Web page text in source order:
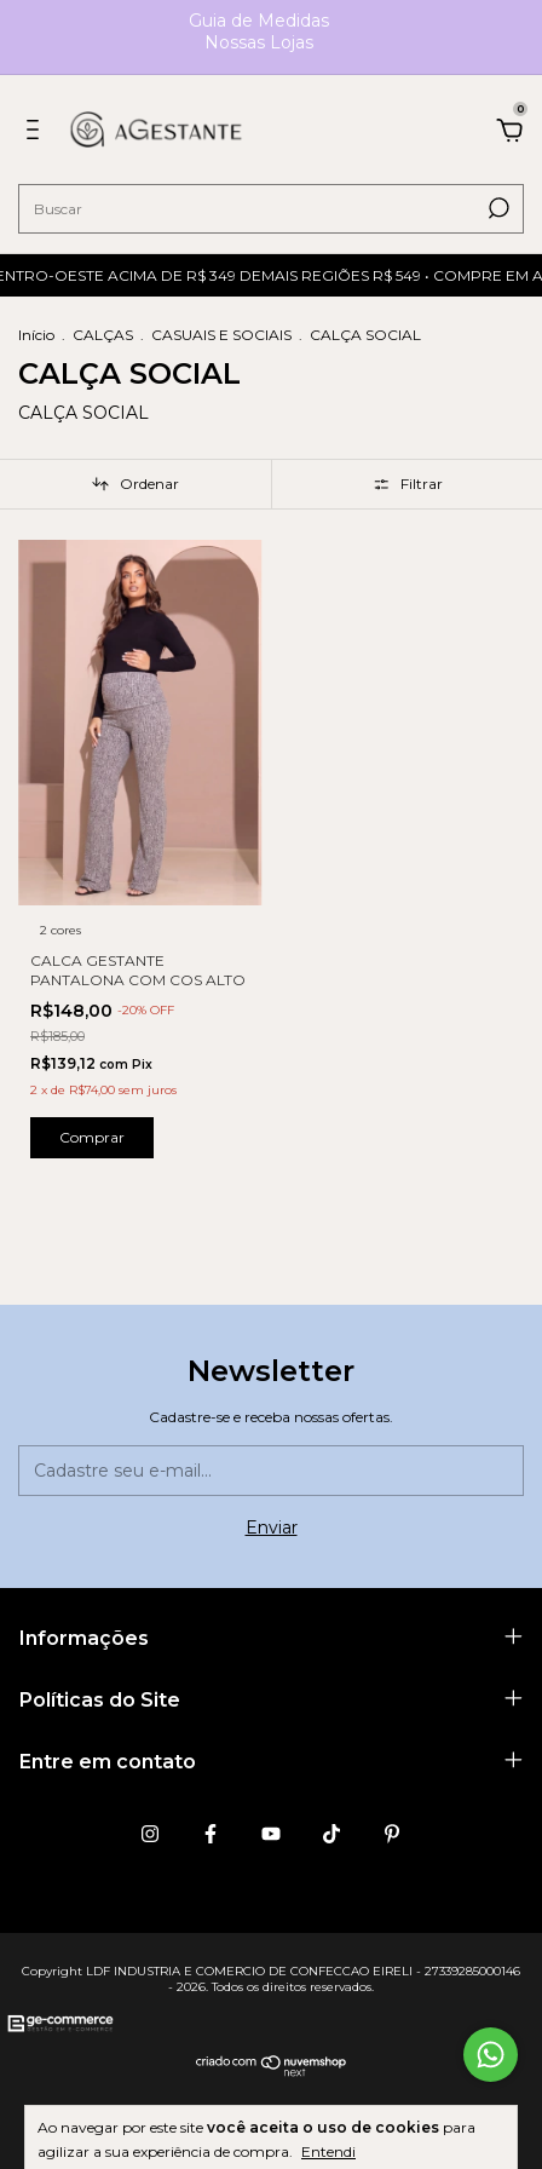
Guia de Medidas
Nossas Lojas
0
OESTE ACIMA DE R$ 349 DEMAIS REGIÕES R$ 549 • COMPRE
Ao navegar por este site você aceita o uso de cookies para
agilizar a sua experiência de compra. Entendi
Início . CALÇAS . CASUAIS E SOCIAIS . CALÇA SOCIAL
CALÇA SOCIAL
CALÇA SOCIAL
Ordenar Filtrar
2 cores
CALCA GESTANTE
PANTALONA COM COS ALTO
R$148,00 -20% OFF
R$185,00
R$139,12 com Pix
2 x de R$74,00 sem juros
Comprar
Newsletter
Cadastre-se e receba nossas ofertas.
Informações
Políticas do Site
Entre em contato
Copyright LDF INDUSTRIA E COMERCIO DE CONFECCAO EIRELI - 27339285000146
- 2026. Todos os direitos reservados.